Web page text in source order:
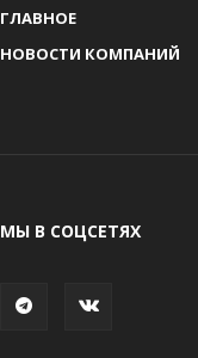
ГЛАВНОЕ
НОВОСТИ КОМПАНИЙ
МЫ В СОЦСЕТЯХ